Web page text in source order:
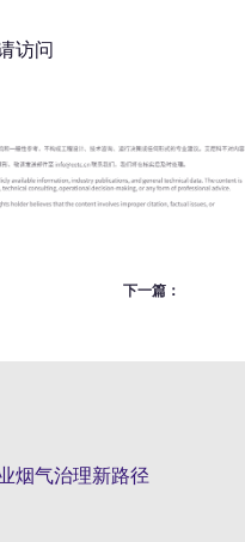
访问
下一篇：
烟气治理新路径